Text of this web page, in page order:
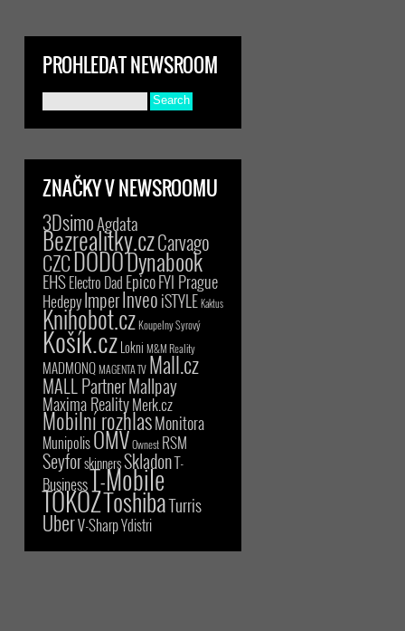
PROHLEDAT NEWSROOM
ZNAČKY V NEWSROOMU
3DsimoAgdata
Bezrealitky.czCarvago
CZCDODODynabook
EHSElectro Dad EpicoFYI Prague
HedepyImperInveoiSTYLE Kaktus
Knihobot.czKoupelny Syrový
Košík.czLokni M&M Reality
MADMONQMAGENTA TV Mall.cz
MALL PartnerMallpay
Maxima RealityMerk.cz
Mobilní rozhlasMonitora
MunipolisOMVOwnest RSM
SeyforskinnersSkladonT-
BusinessT-Mobile
TOKOZToshibaTurris
UberV-SharpYdistri